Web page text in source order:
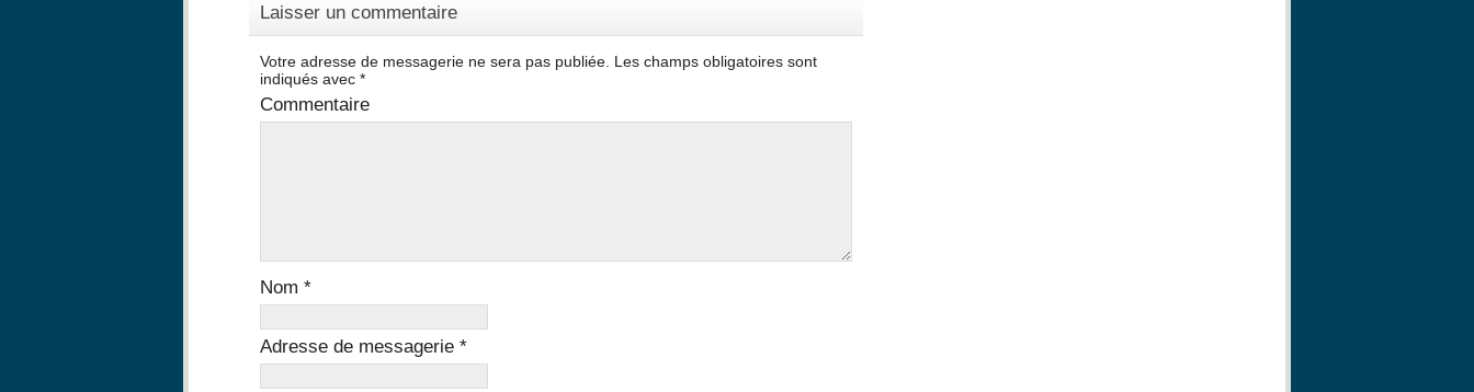
Laisser un commentaire
Votre adresse de messagerie ne sera pas publiée. Les champs obligatoires sont
indiqués avec *
Commentaire
Nom *
Adresse de messagerie *